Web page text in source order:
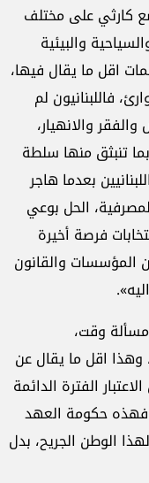
كارثي على مختلف
والبيئية
اقل ما يقال فيها،
فاللبنانيون لم
والانهيار،
تنبثق منها سلطة
بعدما هاجر
الحل بوعي
فرصة أخيرة
المؤسسات والقانون
وقت،
اقل ما يقال عن
الفترة الدائمة
فهذه حكومة العهد
الوطن الجريح، بدل